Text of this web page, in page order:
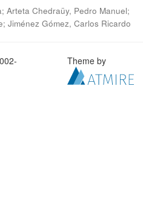
; Arteta Chedraüy, Pedro Manuel;
; Jiménez Gómez, Carlos Ricardo
Theme by